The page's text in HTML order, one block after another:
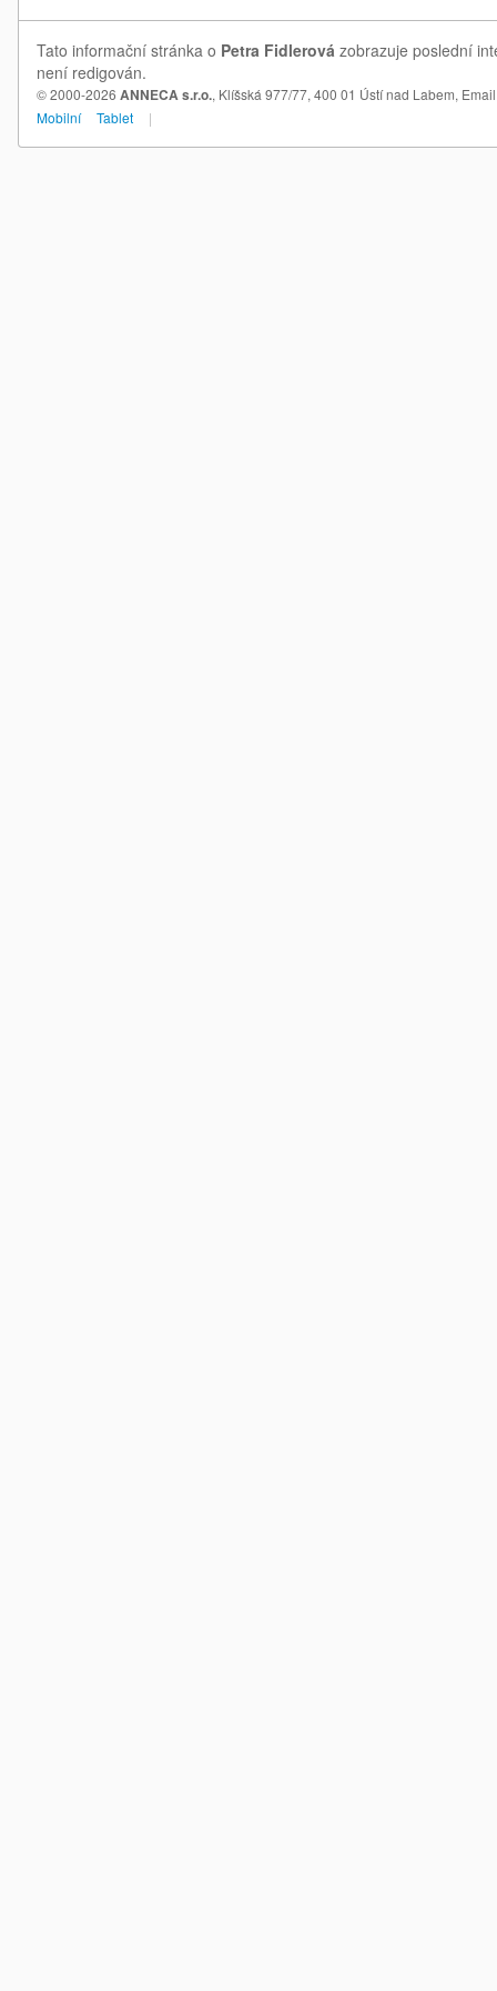
Tato informační stránka o Petra Fidlerová zobrazuje poslední
není redigován.
© 2000-2026 ANNECA s.r.o., Klíšská 977/77, 400 01 Ústí nad Labem,
Mobilní
Tablet |